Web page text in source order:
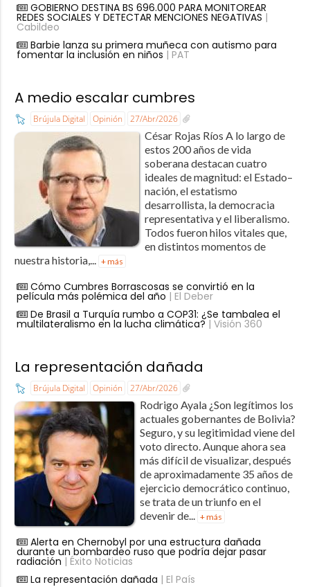
GOBIERNO DESTINA BS 696.000 PARA MONITOREAR
REDES SOCIALES Y DETECTAR MENCIONES NEGATIVAS |
Cabildeo
Barbie lanza su primera muñeca con autismo para
fomentar la inclusión en niños | PAT
A medio escalar cumbres
Brújula Digital Opinión 27/Abr/2026
César Rojas Ríos A lo largo de
estos 200 años de vida
soberana destacan cuatro
ideales de magnitud: el Estado–
nación, el estatismo
desarrollista, la democracia
representativa y el liberalismo.
Todos fueron hilos vitales que,
en distintos momentos de
nuestra historia,... + más
Cómo Cumbres Borrascosas se convirtió en la
película más polémica del año | El Deber
De Brasil a Turquía rumbo a COP31: ¿Se tambalea el
multilateralismo en la lucha climática?| Visión 360
La representación dañada
Brújula Digital Opinión 27/Abr/2026
Rodrigo Ayala ​¿Son legítimos los
actuales gobernantes de Bolivia?
Seguro, y su legitimidad viene del
voto directo. Aunque ahora sea
más difícil de visualizar, después
de aproximadamente 35 años de
ejercicio democrático continuo,
se trata de un triunfo en el
devenir de...
+ más
Alerta en Chernobyl por una estructura dañada
durante un bombardeo ruso que podría dejar pasar
radiación | Éxito Noticias
La representación dañada | El País